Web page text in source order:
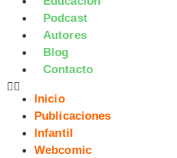
Podcast
Autores
Blog
Contacto
Inicio
Publicaciones
Infantil
Webcomic